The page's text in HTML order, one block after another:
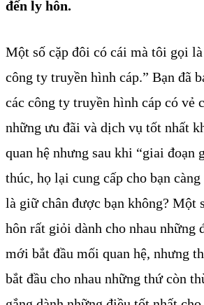
đến ly hôn.
Một số cặp đôi có cái mà tôi gọi
công ty truyền hình cáp.” Bạn đã
các công ty truyền hình cáp có vẻ
những ưu đãi và dịch vụ tốt nhất
quan hệ nhưng sau khi “giai đoạn
thúc, họ lại cung cấp cho bạn
là giữ chân được bạn không? Một
hôn rất giỏi dành cho nhau những
mới bắt đầu mối quan hệ, nhưng
bắt đầu cho nhau những thứ còn